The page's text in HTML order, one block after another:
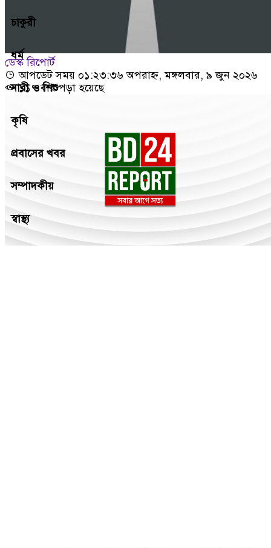
চাকুরী
ধর্ম
নারী ও শিশু
কৃষি
প্রবাসের খবর
সম্পাদকীয়
স্বাস্থ্য
ডেস্ক রিপোর্ট
আপডেট সময় ০১:২৩:৩৬ অপরাহ্ন, মঙ্গলবার, ৯ জুন ২০২৬
১১৭ বার পড়া হয়েছে